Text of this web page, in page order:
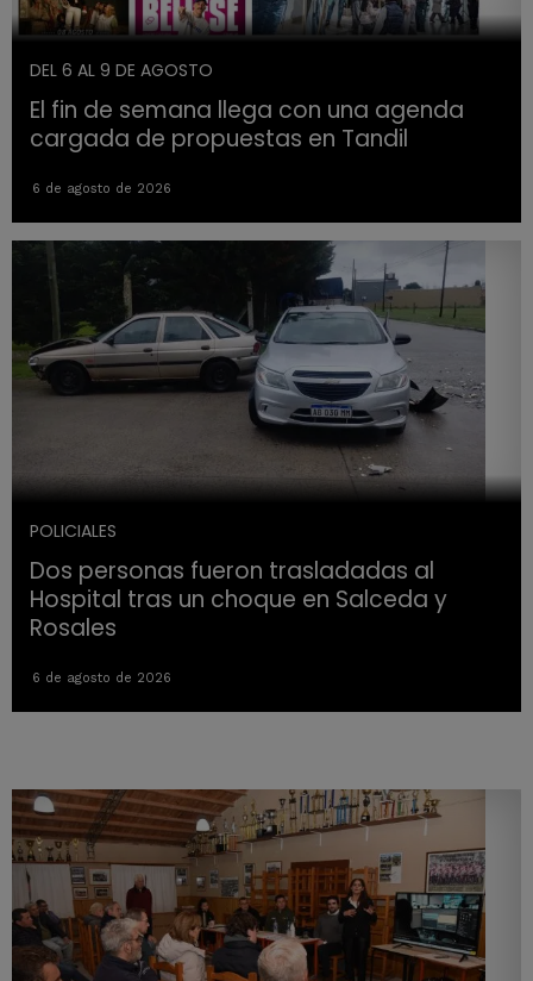
DEL 6 AL 9 DE AGOSTO
El fin de semana llega con una agenda
cargada de propuestas en Tandil
6 de agosto de 2026
POLICIALES
Dos personas fueron trasladadas al
Hospital tras un choque en Salceda y
Rosales
6 de agosto de 2026